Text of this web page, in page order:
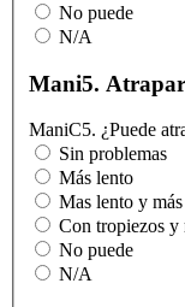
No puede
N/A
Mani5. Atrapar
ManiC5. ¿Puede
Sin problemas
Más lento
Mas lento y
Con tropiezos y
No puede
N/A